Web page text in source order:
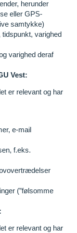
herunder
eller GPS-
samtykke)
tidspunkt, varighed
varighed deraf
Vest:
er relevant og har
e-mail
f.eks.
(”følsomme
er relevant og har